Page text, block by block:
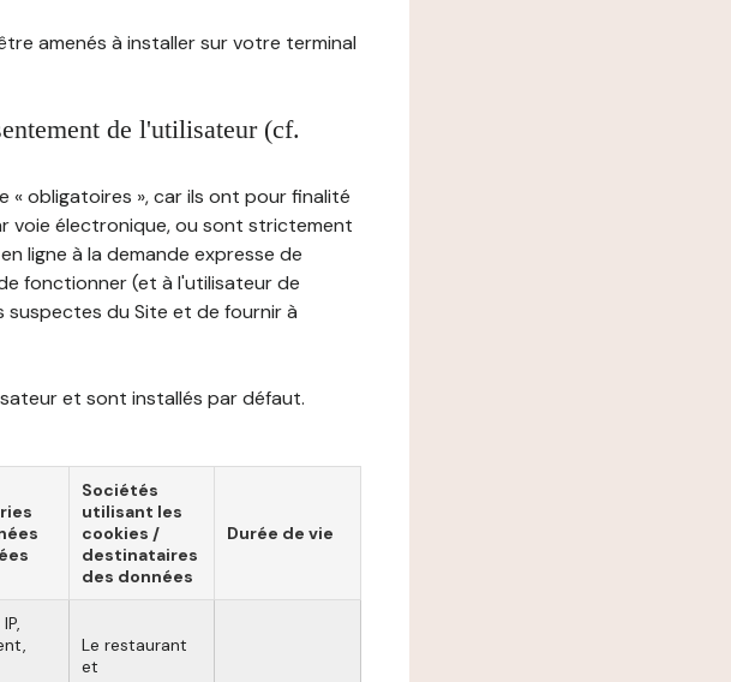
amenés à installer sur votre terminal
de l'utilisateur (cf.
« obligatoires », car ils ont pour finalité
voie électronique, ou sont strictement
ligne à la demande expresse de
fonctionner (et à l'utilisateur de
du Site et de fournir à
et sont installés par défaut.
Sociétés
utilisant les
cookies /
destinataires
des données
Durée de vie
Le restaurant
et